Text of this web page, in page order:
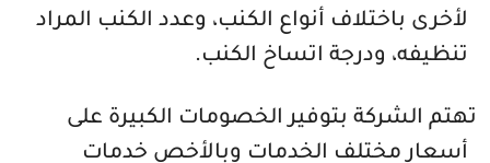
لأخرى باختلاف أنواع الكنب، وعدد الكنب المراد
تنظيفه، ودرجة اتساخ الكنب.
تهتم الشركة بتوفير الخصومات الكبيرة على
أسعار مختلف الخدمات وبالأخص خدمات